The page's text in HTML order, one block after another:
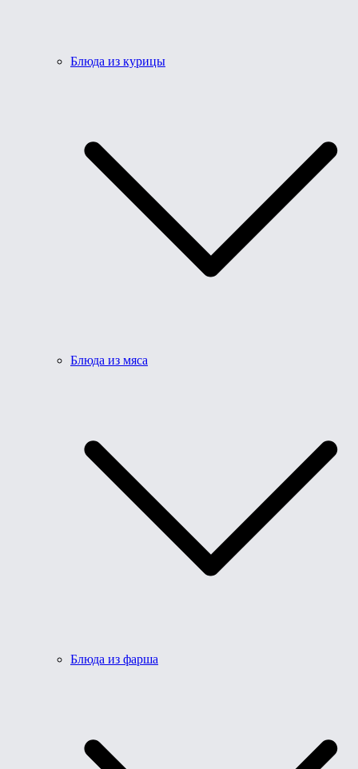
Блюда из курицы
Блюда из мяса
Блюда из фарша